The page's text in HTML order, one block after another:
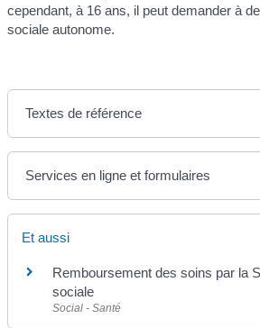
cependant, à 16 ans, il peut demander à
sociale autonome.
Textes de référence
Services en ligne et formulaires
Et aussi
Remboursement des soins par la
sociale
Social - Santé